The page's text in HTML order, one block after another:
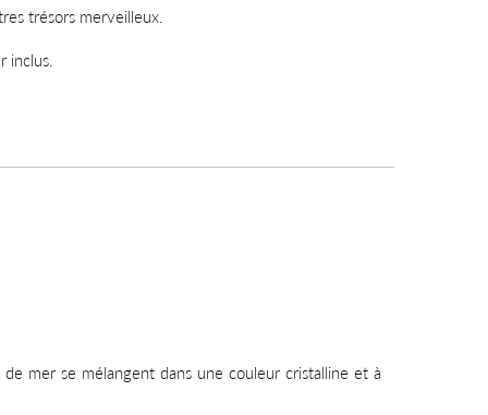
trésors merveilleux.
inclus.
mer se mélangent dans une couleur cristalline et à